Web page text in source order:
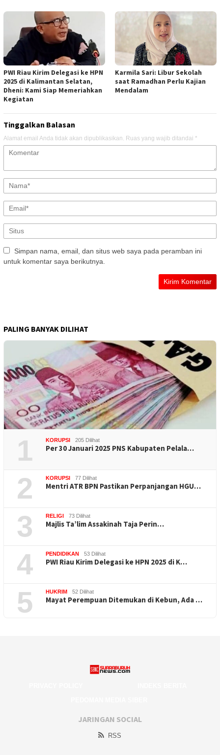
PWI Riau Kirim Delegasi ke HPN
2025 di Kalimantan Selatan,
Dheni: Kami Siap Memeriahkan
Kegiatan
Karmila Sari: Libur Sekolah
saat Ramadhan Perlu Kajian
Mendalam
Tinggalkan Balasan
Alamat email Anda tidak akan dipublikasikan. Ruas yang wajib ditandai *
Simpan nama, email, dan situs web saya pada peramban ini
untuk komentar saya berikutnya.
PALING BANYAK DILIHAT
1 KORUPSI 205 Dilihat
Per 30 Januari 2025 PNS Kabupaten Pelala…
2 KORUPSI 77 Dilihat
Mentri ATR BPN Pastikan Perpanjangan HGU…
3 RELIGI 73 Dilihat
Majlis Ta’lim Assakinah Taja Perin…
4 PENDIDIKAN 53 Dilihat
PWI Riau Kirim Delegasi ke HPN 2025 di K…
5 HUKRIM 52 Dilihat
Mayat Perempuan Ditemukan di Kebun, Ada …
JARINGAN SOCIAL
RSS